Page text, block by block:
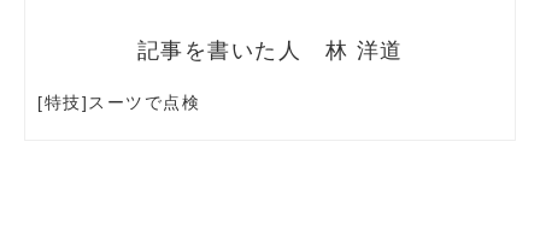
林 洋道
[特技]スーツで点検